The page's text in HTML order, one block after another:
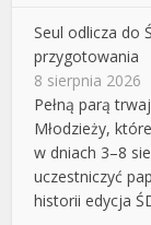
Seul odlicza do
przygotowania
8 sierpnia 2026
Pełną parą
Młodzieży,
w dniach 3–8
uczestniczyć
historii edycja